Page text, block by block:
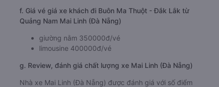
f. Giá vé giá xe khách đi Buôn Ma Thuột - Đắk Lắk từ
Quảng Nam Mai Linh (Đà Nẵng)
giường nằm 350000đ/vé
limousine 400000đ/vé
g. Review, đánh giá chất lượng xe Mai Linh (Đà Nẵng)
Nhà xe Mai Linh (Đà Nẵng) được đánh giá với số điểm